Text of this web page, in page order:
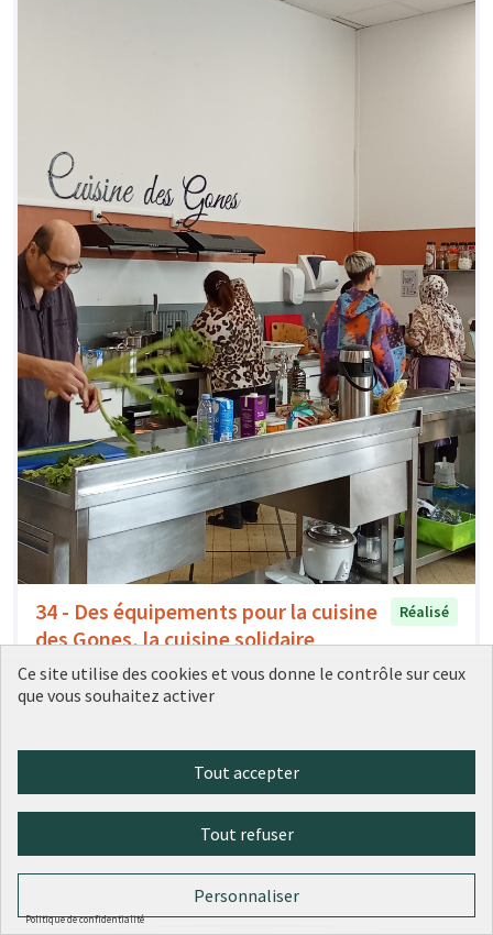
34 - Des équipements pour la cuisine
des Gones, la cuisine solidaire
partagée
Réalisé
Ville de Lyon 0 0
Ce site utilise des cookies et vous donne le contrôle sur ceux
que vous souhaitez activer
Tout accepter
Tout refuser
Personnaliser
Politique de confidentialité